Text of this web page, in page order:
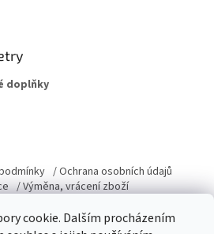
cookie. Dalším procházením
doplňky
/ Ochrana osobních údajů
/ Výměna, vrácení zboží